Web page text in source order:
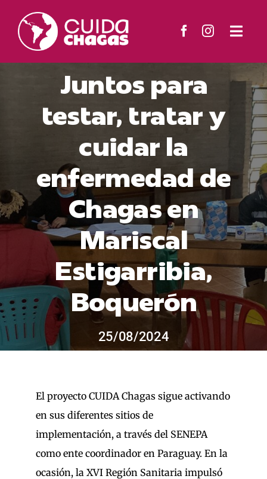
para
conteúdo
O Projeto
Notícias
Contato
resultados
para:
Juntos para
testar, tratar y
cuidar la
enfermedad de
Chagas en
Mariscal
Estigarribia,
Boquerón
25/08/2024
El proyecto CUIDA Chagas sigue activando
en sus diferentes sitios de
implementación, a través del SENEPA
como ente coordinador en Paraguay. En la
ocasión, la XVI Región Sanitaria impulsó